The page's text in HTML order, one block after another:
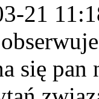
21
się